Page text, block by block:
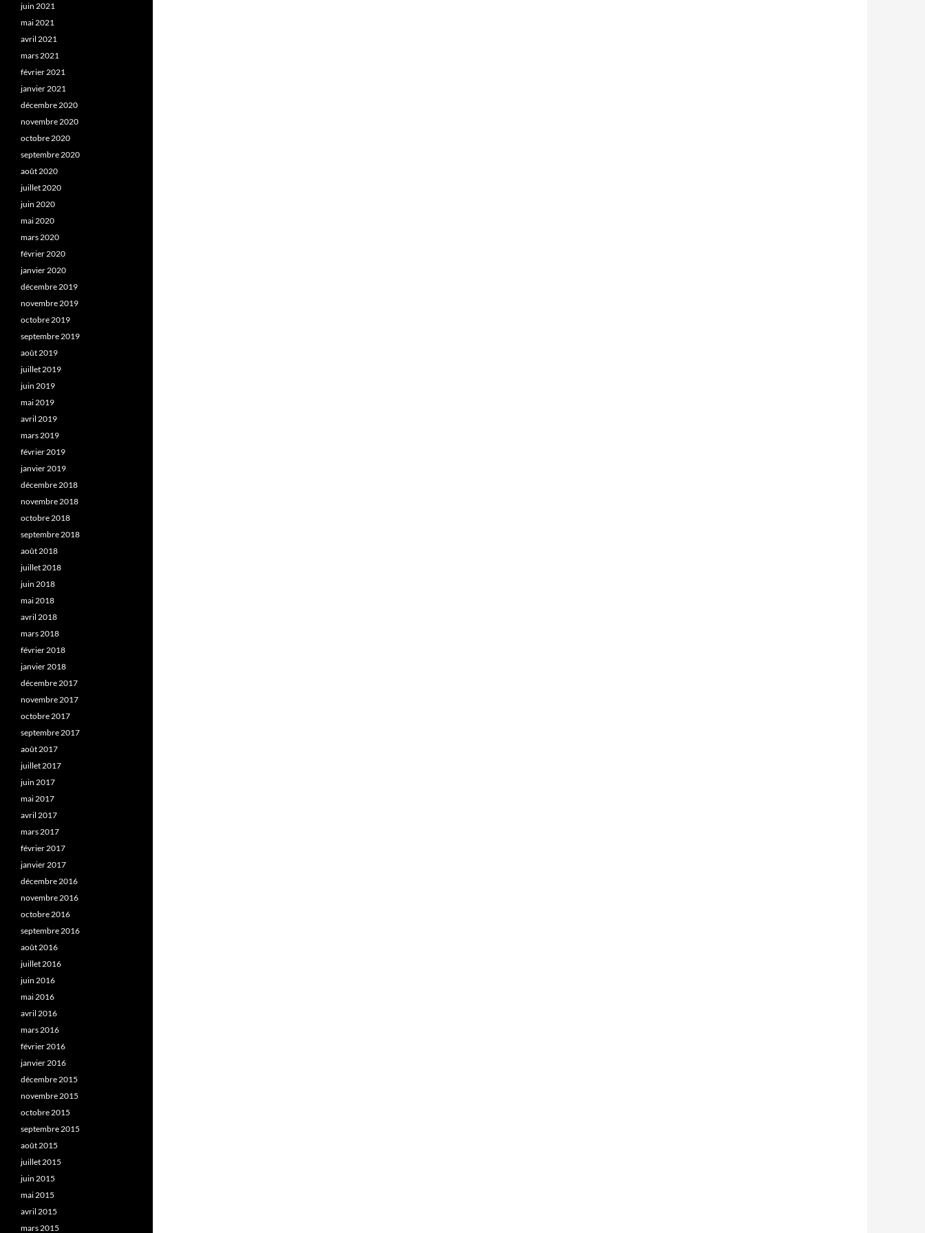
juin 2021
mai 2021
avril 2021
mars 2021
février 2021
janvier 2021
décembre 2020
novembre 2020
octobre 2020
septembre 2020
août 2020
juillet 2020
juin 2020
mai 2020
mars 2020
février 2020
janvier 2020
décembre 2019
novembre 2019
octobre 2019
septembre 2019
août 2019
juillet 2019
juin 2019
mai 2019
avril 2019
mars 2019
février 2019
janvier 2019
décembre 2018
novembre 2018
octobre 2018
septembre 2018
août 2018
juillet 2018
juin 2018
mai 2018
avril 2018
mars 2018
février 2018
janvier 2018
décembre 2017
novembre 2017
octobre 2017
septembre 2017
août 2017
juillet 2017
juin 2017
mai 2017
avril 2017
mars 2017
février 2017
janvier 2017
décembre 2016
novembre 2016
octobre 2016
septembre 2016
août 2016
juillet 2016
juin 2016
mai 2016
avril 2016
mars 2016
février 2016
janvier 2016
décembre 2015
novembre 2015
octobre 2015
septembre 2015
août 2015
juillet 2015
juin 2015
mai 2015
avril 2015
mars 2015